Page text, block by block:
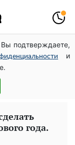
подтверждаете,
и
не все:
следующим
рецепт
Даже пяти банок
года.